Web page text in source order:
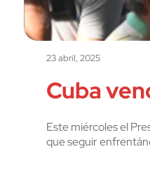
23 abril, 2025
Cuba
Este miércoles el
que seguir